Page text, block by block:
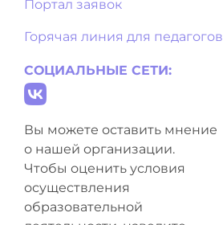
Портал заявок
Горячая линия для педагогов
СОЦИАЛЬНЫЕ СЕТИ:
Вы можете оставить мнение
о нашей организации.
Чтобы оценить условия
осуществления
образовательной